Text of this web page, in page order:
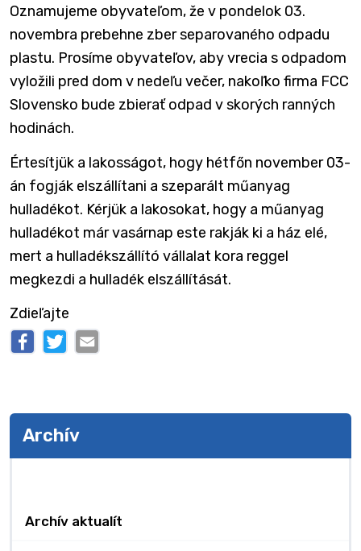
Oznamujeme obyvateľom, že v pondelok 03.
novembra prebehne zber separovaného odpadu
plastu. Prosíme obyvateľov, aby vrecia s odpadom
vyložili pred dom v nedeľu večer, nakoľko firma FCC
Slovensko bude zbierať odpad v skorých ranných
hodinách.
Értesítjük a lakosságot, hogy hétfőn november 03-
án fogják elszállítani a szeparált műanyag
hulladékot. Kérjük a lakosokat, hogy a műanyag
hulladékot már vasárnap este rakják ki a ház elé,
mert a hulladékszállító vállalat kora reggel
megkezdi a hulladék elszállítását.
Zdieľajte
Archív
Archív aktualít